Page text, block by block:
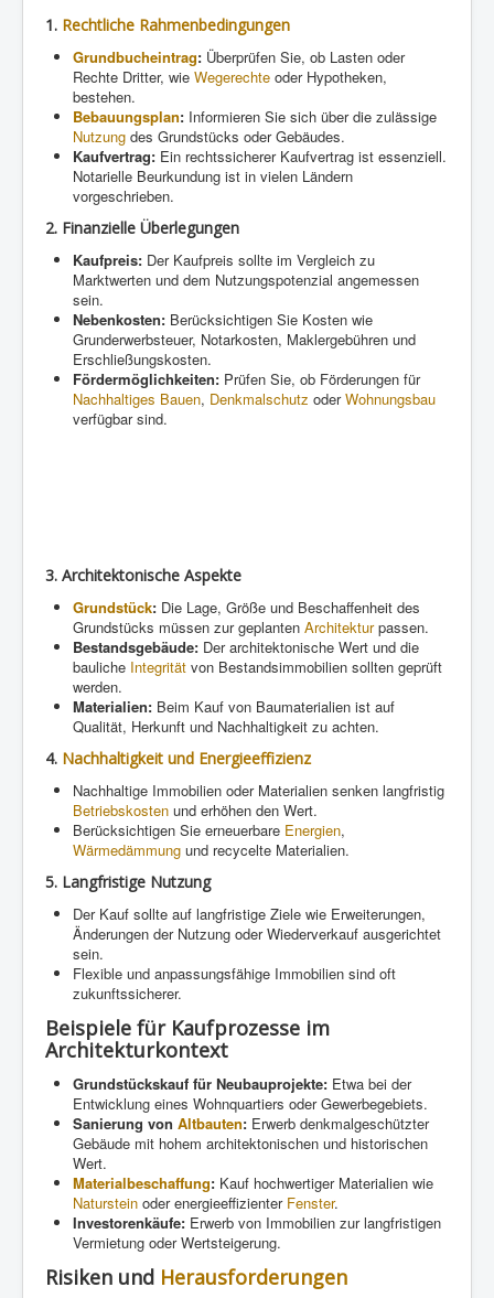
1. Rechtliche Rahmenbedingungen
Grundbucheintrag: Überprüfen Sie, ob Lasten oder
Rechte Dritter, wie Wegerechte oder Hypotheken,
bestehen.
Bebauungsplan: Informieren Sie sich über die zulässige
Nutzung des Grundstücks oder Gebäudes.
Kaufvertrag: Ein rechtssicherer Kaufvertrag ist essenziell.
Notarielle Beurkundung ist in vielen Ländern
vorgeschrieben.
2. Finanzielle Überlegungen
Kaufpreis: Der Kaufpreis sollte im Vergleich zu
Marktwerten und dem Nutzungspotenzial angemessen
sein.
Nebenkosten: Berücksichtigen Sie Kosten wie
Grunderwerbsteuer, Notarkosten, Maklergebühren und
Erschließungskosten.
Fördermöglichkeiten: Prüfen Sie, ob Förderungen für
Nachhaltiges Bauen, Denkmalschutz oderWohnungsbau
verfügbar sind.
3. Architektonische Aspekte
Grundstück: Die Lage, Größe und Beschaffenheit des
Grundstücks müssen zur geplanten Architekturpassen.
Bestandsgebäude: Der architektonische Wert und die
bauliche Integrität von Bestandsimmobilien sollten geprüft
werden.
Materialien: Beim Kauf von Baumaterialien ist auf
Qualität, Herkunft und Nachhaltigkeit zu achten.
4. Nachhaltigkeit und Energieeffizienz
Nachhaltige Immobilien oder Materialien senken langfristig
Betriebskosten und erhöhen den Wert.
Berücksichtigen Sie erneuerbare Energien,
Wärmedämmung und recycelte Materialien.
5. Langfristige Nutzung
Der Kauf sollte auf langfristige Ziele wie Erweiterungen,
Änderungen der Nutzung oder Wiederverkauf ausgerichtet
sein.
Flexible und anpassungsfähige Immobilien sind oft
zukunftssicherer.
Beispiele für Kaufprozesse im
Architekturkontext
Grundstückskauf für Neubauprojekte: Etwa bei der
Entwicklung eines Wohnquartiers oder Gewerbegebiets.
Sanierung von Altbauten: Erwerb denkmalgeschützter
Gebäude mit hohem architektonischen und historischen
Wert.
Materialbeschaffung: Kauf hochwertiger Materialien wie
Naturstein oder energieeffizienter Fenster.
Investorenkäufe: Erwerb von Immobilien zur langfristigen
Vermietung oder Wertsteigerung.
Risiken und Herausforderungen